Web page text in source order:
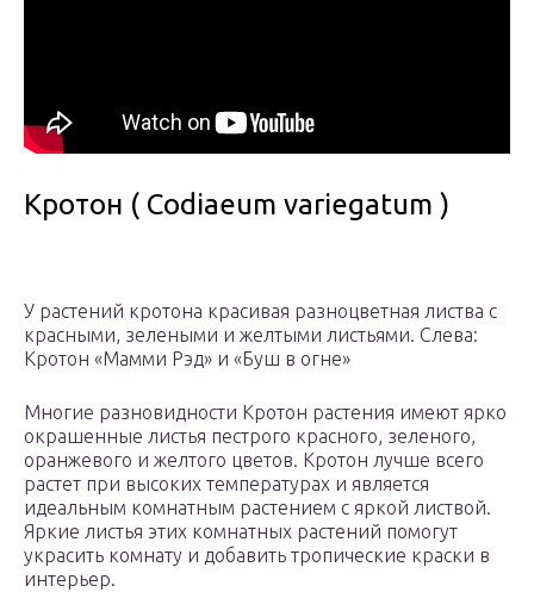
Кротон ( Codiaeum variegatum )
У растений кротона красивая разноцветная листва с
красными, зелеными и желтыми листьями. Слева:
Кротон «Мамми Рэд» и «Буш в огне»
Многие разновидности Кротон растения имеют ярко
окрашенные листья пестрого красного, зеленого,
оранжевого и желтого цветов. Кротон лучше всего
растет при высоких температурах и является
идеальным комнатным растением с яркой листвой.
Яркие листья этих комнатных растений помогут
украсить комнату и добавить тропические краски в
интерьер.